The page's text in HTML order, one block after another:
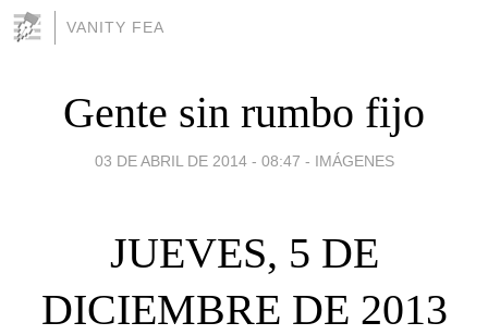
VANITY FEA
Gente sin rumbo fijo
03 DE ABRIL DE 2014 - 08:47 - IMÁGENES
JUEVES, 5 DE
DICIEMBRE DE 2013